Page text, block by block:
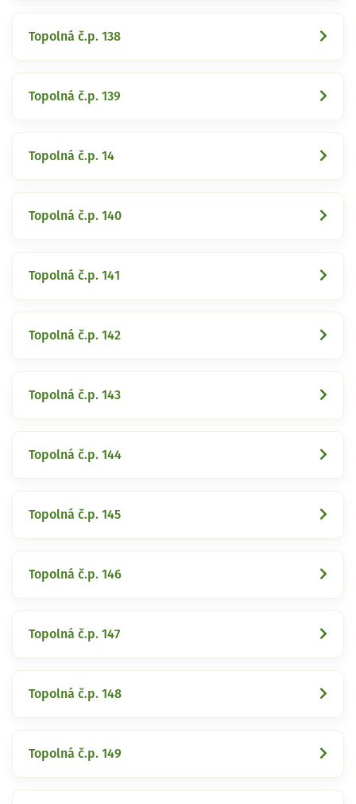
Topolná č.p. 138
Topolná č.p. 139
Topolná č.p. 14
Topolná č.p. 140
Topolná č.p. 141
Topolná č.p. 142
Topolná č.p. 143
Topolná č.p. 144
Topolná č.p. 145
Topolná č.p. 146
Topolná č.p. 147
Topolná č.p. 148
Topolná č.p. 149